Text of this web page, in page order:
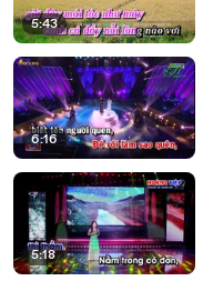
5:43
6:16
5:18